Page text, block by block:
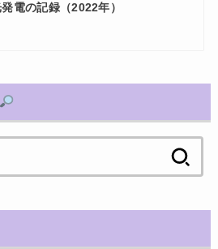
電の記録（2022年）
索: